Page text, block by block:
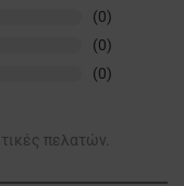
(0)
(0)
(0)
πελατών.